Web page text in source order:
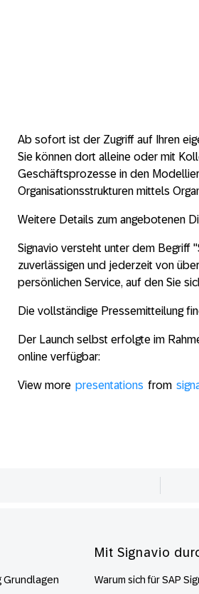
Ab sofort ist der Zugriff auf Ihren
Sie können dort alleine oder mit
Geschäftsprozesse in den
Organisationsstrukturen mittels
Weitere Details zum angebotenen
Signavio versteht unter dem Begriff
zuverlässigen und jederzeit von
persönlichen Service, auf den Sie
Die vollständige Pressemitteilung
Der Launch selbst erfolgte im
online verfügbar:
View more presentations from
Grundlagen
Mit Signavio
Warum sich für SAP